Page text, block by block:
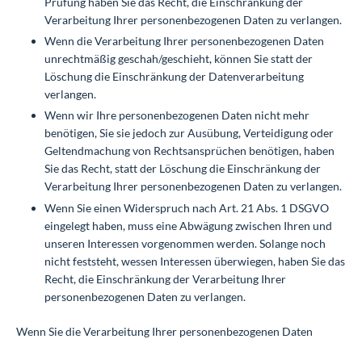
Verarbeitung Ihrer personenbezogenen Daten zu verlangen.
Wenn die Verarbeitung Ihrer personenbezogenen Daten
unrechtmäßig geschah/geschieht, können Sie statt der
Löschung die Einschränkung der Datenverarbeitung
verlangen.
Wenn wir Ihre personenbezogenen Daten nicht mehr
benötigen, Sie sie jedoch zur Ausübung, Verteidigung oder
Geltendmachung von Rechtsansprüchen benötigen, haben
Sie das Recht, statt der Löschung die Einschränkung der
Verarbeitung Ihrer personenbezogenen Daten zu verlangen.
Wenn Sie einen Widerspruch nach Art. 21 Abs. 1 DSGVO
eingelegt haben, muss eine Abwägung zwischen Ihren und
unseren Interessen vorgenommen werden. Solange noch
nicht feststeht, wessen Interessen überwiegen, haben Sie das
Recht, die Einschränkung der Verarbeitung Ihrer
personenbezogenen Daten zu verlangen.
Wenn Sie die Verarbeitung Ihrer personenbezogenen Daten